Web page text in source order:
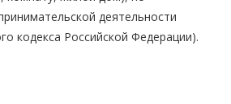
деятельности
кодекса Российской Федерации).